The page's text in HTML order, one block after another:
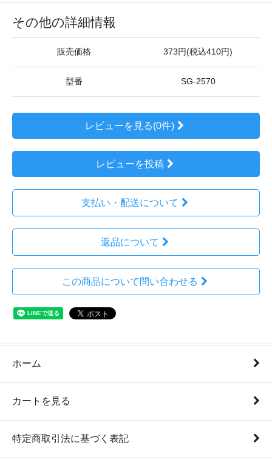
その他の詳細情報
販売価格 373円(税込410円)
型番 SG-2570
レビューを見る(0件)
レビューを投稿
支払い・配送について
返品について
この商品について問い合わせる
ホーム
カートを見る
特定商取引法に基づく表記